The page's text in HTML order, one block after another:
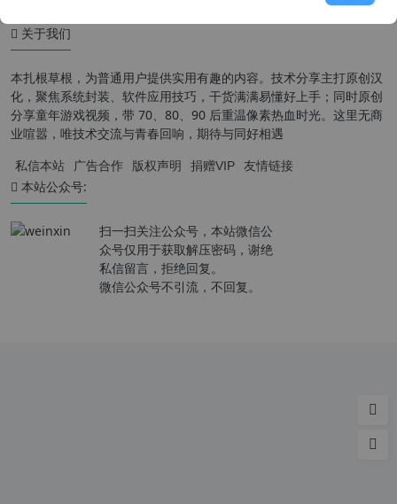
关于我们
本扎根草根，为普通用户提供实用有趣的内容。技术分享主打原创汉
化，聚焦系统封装、软件应用技巧，干货满满易懂好上手；同时原创
分享童年游戏视频，带 70、80、90 后重温像素热血时光。这里无商
业喧嚣，唯技术交流与青春回响，期待与同好相遇
私信本站 广告合作 版权声明 捐赠VIP 友情链接
本站公众号:
扫一扫关注公众号，本站微信公
众号仅用于获取解压密码，谢绝
私信留言，拒绝回复。
微信公众号不引流，不回复。